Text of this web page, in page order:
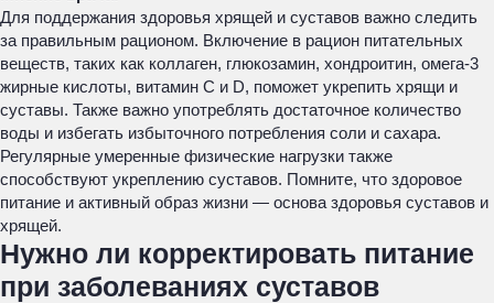
Для поддержания здоровья хрящей и суставов важно следить
за правильным рационом. Включение в рацион питательных
веществ, таких как коллаген, глюкозамин, хондроитин, омега-3
жирные кислоты, витамин С и D, поможет укрепить хрящи и
суставы. Также важно употреблять достаточное количество
воды и избегать избыточного потребления соли и сахара.
Регулярные умеренные физические нагрузки также
способствуют укреплению суставов. Помните, что здоровое
питание и активный образ жизни — основа здоровья суставов и
хрящей.
Нужно ли корректировать питание
при заболеваниях суставов